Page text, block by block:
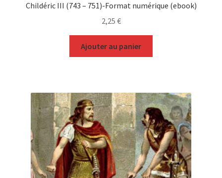
Childéric III (743 – 751)-Format numérique (ebook)
2,25 €
Ajouter au panier